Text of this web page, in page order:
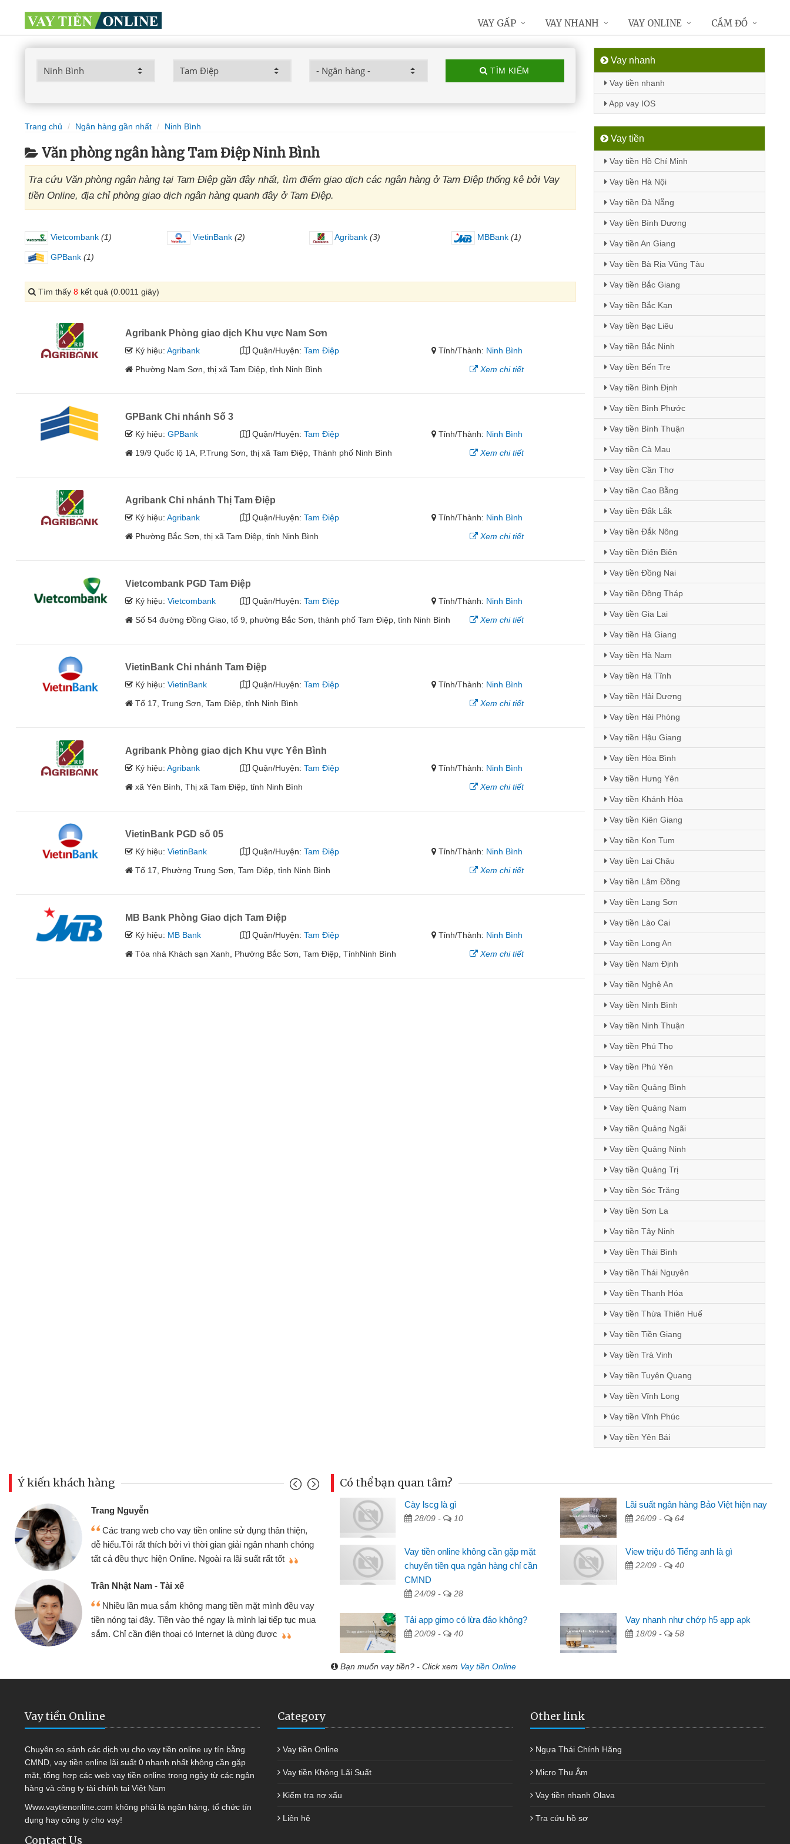
TÌM KIẾM
Trang chủ Ngân hàng gần nhất Ninh Bình
Văn phòng ngân hàng Tam Điệp Ninh Bình
Tra cứu Văn phòng ngân hàng tại Tam Điệp gần đây nhất, tìm điểm giao dịch các ngân hàng ở Tam Điệp thống kê bởi Vay
tiền Online, địa chỉ phòng giao dịch ngân hàng quanh đây ở Tam Điệp.
Vietcombank (1) VietinBank (2) Agribank (3) MBBank (1)
GPBank (1)
Tìm thấy 8 kết quả (0.0011 giây)
Agribank Phòng giao dịch Khu vực Nam Sơn
Ký hiệu:Agribank Quận/Huyện: Tam Điệp Tỉnh/Thành: Ninh Bình
Phường Nam Sơn, thị xã Tam Điệp, tỉnh Ninh Bình
Xem chi tiết
GPBank Chi nhánh Số 3
Ký hiệu:GPBank Quận/Huyện: Tam Điệp Tỉnh/Thành: Ninh Bình
19/9 Quốc lộ 1A, P.Trung Sơn, thị xã Tam Điệp, Thành phố Ninh Bình
Xem chi tiết
Agribank Chi nhánh Thị Tam Điệp
Ký hiệu:Agribank Quận/Huyện: Tam Điệp Tỉnh/Thành: Ninh Bình
Phường Bắc Sơn, thị xã Tam Điệp, tỉnh Ninh Bình
Xem chi tiết
Vietcombank PGD Tam Điệp
Ký hiệu:Vietcombank Quận/Huyện: Tam Điệp Tỉnh/Thành: Ninh Bình
Số 54 đường Đồng Giao, tổ 9, phường Bắc Sơn, thành phố Tam Điệp, tỉnh Ninh Bình
Xem chi tiết
VietinBank Chi nhánh Tam Điệp
Ký hiệu:VietinBank Quận/Huyện: Tam Điệp Tỉnh/Thành: Ninh Bình
Tổ 17, Trung Sơn, Tam Điệp, tỉnh Ninh Bình
Xem chi tiết
Agribank Phòng giao dịch Khu vực Yên Bình
Ký hiệu:Agribank Quận/Huyện: Tam Điệp Tỉnh/Thành: Ninh Bình
xã Yên Bình, Thị xã Tam Điệp, tỉnh Ninh Bình
Xem chi tiết
VietinBank PGD số 05
Ký hiệu:VietinBank Quận/Huyện: Tam Điệp Tỉnh/Thành: Ninh Bình
Tổ 17, Phường Trung Sơn, Tam Điệp, tỉnh Ninh Bình
Xem chi tiết
MB Bank Phòng Giao dịch Tam Điệp
Ký hiệu: MB Bank Quận/Huyện: Tam Điệp Tỉnh/Thành: Ninh Bình
Tòa nhà Khách sạn Xanh, Phường Bắc Sơn, Tam Điệp, TỉnhNinh Bình
Xem chi tiết
Vay nhanh
Vay tiền nhanh
App vay IOS
Vay tiền
Vay tiền Hồ Chí Minh
Vay tiền Hà Nội
Vay tiền Đà Nẵng
Vay tiền Bình Dương
Vay tiền An Giang
Vay tiền Bà Rịa Vũng Tàu
Vay tiền Bắc Giang
Vay tiền Bắc Kạn
Vay tiền Bạc Liêu
Vay tiền Bắc Ninh
Vay tiền Bến Tre
Vay tiền Bình Định
Vay tiền Bình Phước
Vay tiền Bình Thuận
Vay tiền Cà Mau
Vay tiền Cần Thơ
Vay tiền Cao Bằng
Vay tiền Đắk Lắk
Vay tiền Đắk Nông
Vay tiền Điện Biên
Vay tiền Đồng Nai
Vay tiền Đồng Tháp
Vay tiền Gia Lai
Vay tiền Hà Giang
Vay tiền Hà Nam
Vay tiền Hà Tĩnh
Vay tiền Hải Dương
Vay tiền Hải Phòng
Vay tiền Hậu Giang
Vay tiền Hòa Bình
Vay tiền Hưng Yên
Vay tiền Khánh Hòa
Vay tiền Kiên Giang
Vay tiền Kon Tum
Vay tiền Lai Châu
Vay tiền Lâm Đồng
Vay tiền Lạng Sơn
Vay tiền Lào Cai
Vay tiền Long An
Vay tiền Nam Định
Vay tiền Nghệ An
Vay tiền Ninh Bình
Vay tiền Ninh Thuận
Vay tiền Phú Thọ
Vay tiền Phú Yên
Vay tiền Quảng Bình
Vay tiền Quảng Nam
Vay tiền Quảng Ngãi
Vay tiền Quảng Ninh
Vay tiền Quảng Trị
Vay tiền Sóc Trăng
Vay tiền Sơn La
Vay tiền Tây Ninh
Vay tiền Thái Bình
Vay tiền Thái Nguyên
Vay tiền Thanh Hóa
Vay tiền Thừa Thiên Huế
Vay tiền Tiền Giang
Vay tiền Trà Vinh
Vay tiền Tuyên Quang
Vay tiền Vĩnh Long
Vay tiền Vĩnh Phúc
Vay tiền Yên Bái
VAY GẤP VAY NHANH VAY ONLINE CẦM ĐỒ
Ý kiến khách hàng
tiền online sử dụng thân thiện,
thời gian giải ngân nhanh chóng
Ngoài ra lãi suất rất tốt
mang tiền mặt mình đều vay
thẻ ngay là mình lại tiếp tục mua
có Internet là dùng được
Mình cần tiền gấp nên định cầm cố chiếc xe wave
nhưng thật may đã có gói vay tiền bằng CMND online
không cần gặp mặt nên rất tiện lợi, sẽ giới thiệu cho bạn
Tôi kinh doanh buôn bán nhỏ lẻ nhiều lúc cần vốn nhập
hàng, nhờ biết đến website qua bạn bè giới thiệu tôi đã giải
quyết được công việc của mình nhanh chóng
Mai Lan - Sinh viên
Tôi biết đến thông qua quảng cáo trên facebook. Tôi là
sinh viên nên cần đóng tiền nhà, sinh nhật bạn bè, mà đọc
thấy thủ tục nhanh gọn nên tôi quyết định vay
Lâm Minh Chánh
cần có 2 triệu để giải quyết việc riêng, trong 1-2 ngày tôi trả
được thôi. Cảm ơn đã giúp tôi kịp thời và nhanh chóng
Có thể bạn quan tâm?
Cày lscg là gì
28/09 - 10
Lãi suất ngân hàng Bảo Việt hiện nay
26/09 - 64
Vay tiền online không cần gặp mặt
chuyển tiền qua ngân hàng chỉ cần
CMND
24/09 - 28
View triệu đô Tiếng anh là gì
22/09 - 40
Tải app gimo có lừa đảo không?
20/09 - 40
Vay nhanh như chớp h5 app apk
18/09 - 58
Bạn muốn vay tiền? - Click xem Vay tiền Online
Vay tiền Online
Chuyên so sánh các dịch vụ cho vay tiền online uy tín bằng
CMND, vay tiền online lãi suất 0 nhanh nhất không cần gặp
mặt, tổng hợp các web vay tiền online trong ngày từ các ngân
hàng và công ty tài chính tại Việt Nam
Www.vaytienonline.com không phải là ngân hàng, tổ chức tín
dụng hay công ty cho vay!
Contact Us
Category
Vay tiền Online
Vay tiền Không Lãi Suất
Kiểm tra nợ xấu
Liên hệ
Other link
Ngựa Thái Chính Hãng
Micro Thu Âm
Vay tiền nhanh Olava
Tra cứu hồ sơ